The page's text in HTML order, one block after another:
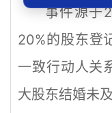
事件源于
20%的股东登
一致行动人关
大股东结婚未